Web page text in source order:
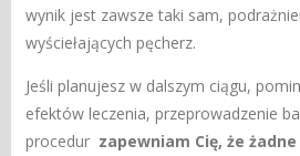
wynik jest zawsze taki sam,
wyściełających pęcherz.
Jeśli planujesz w dalszym ciągu,
efektów leczenia, przeprowadzenie
procedur zapewniam Cię, że